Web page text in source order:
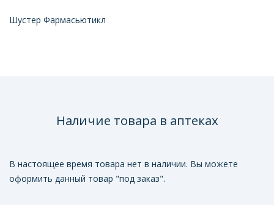
Шустер Фармасьютикл
Наличие товара в аптеках
В настоящее время товара нет в наличии. Вы можете
оформить данный товар "под заказ".